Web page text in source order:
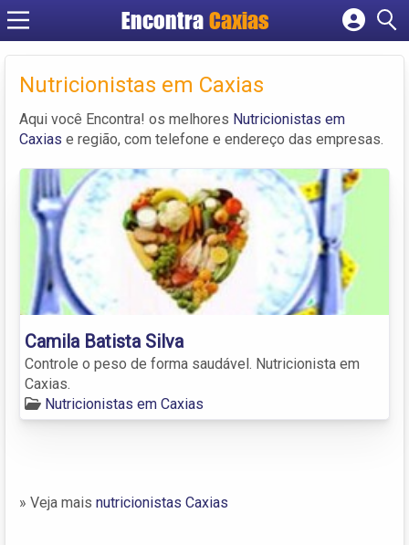
EncontraCaxias
Cadastrar empresa
Criar conta
Nutricionistas em Caxias
Aqui você Encontra! os melhores Nutricionistas em
Caxias e região, com telefone e endereço das empresas.
Camila Batista Silva
Controle o peso de forma saudável. Nutricionista em
Caxias.
Nutricionistas em Caxias
» Veja mais nutricionistas Caxias